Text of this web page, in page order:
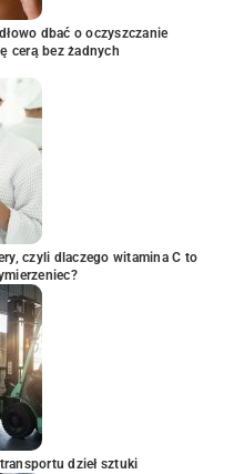
dbać o oczyszczanie
cerą bez żadnych
czyli dlaczego witamina C to
dzieł sztuki